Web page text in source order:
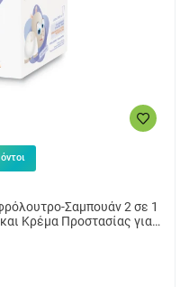
Σαμπουάν 2 σε 1
Κρέμα Προστασίας για